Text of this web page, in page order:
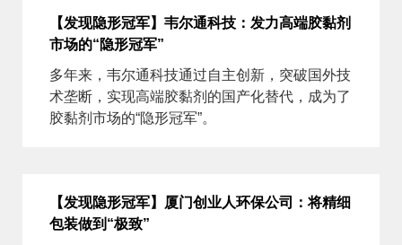
【发现隐形冠军】韦尔通科技：发力高端胶黏剂
市场的“隐形冠军”
多年来，韦尔通科技通过自主创新，突破国外技
术垄断，实现高端胶黏剂的国产化替代，成为了
胶黏剂市场的“隐形冠军”。
【发现隐形冠军】厦门创业人环保公司：将精细
包装做到“极致”